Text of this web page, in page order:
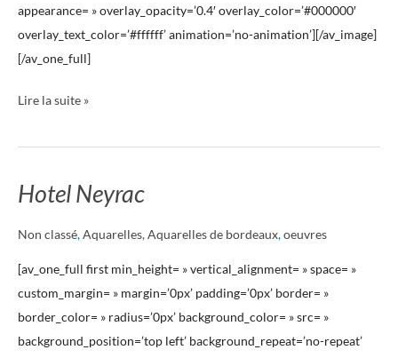
appearance= » overlay_opacity=’0.4′ overlay_color=’#000000′
overlay_text_color=’#ffffff’ animation=’no-animation’][/av_image]
[/av_one_full]
Lire la suite »
Hotel Neyrac
Non classé,Aquarelles,Aquarelles de bordeaux,oeuvres
[av_one_full first min_height= » vertical_alignment= » space= »
custom_margin= » margin=’0px’ padding=’0px’ border= »
border_color= » radius=’0px’ background_color= » src= »
background_position=’top left’ background_repeat=’no-repeat’
Hotel